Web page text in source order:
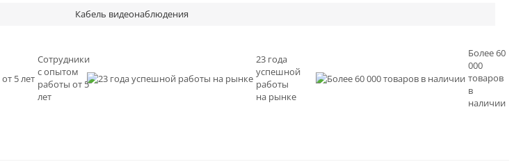
Кабель видеонаблюдения
Сотрудники
с опытом
работы от 5
лет
23 года
успешной
работы
на рынке
Более 60
000
товаров
в
наличии